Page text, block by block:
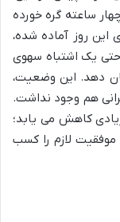
ساعته گره خورده
این روز آماده شده،
حتی یک اشتباه سهوی
دهد. این وضعیت،
هم وجود نداشت.
کاهش می یابد؛
موفقیت لازم را کسب